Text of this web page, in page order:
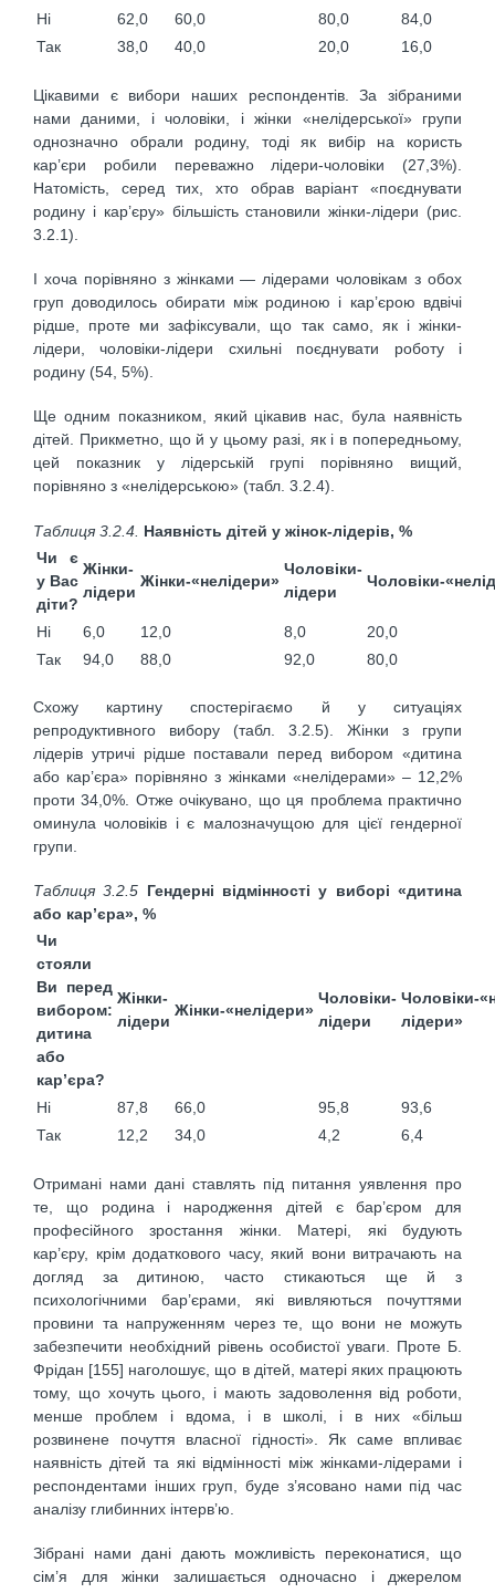
Ні
62,0 60,0 80,0
84,0
Так
38,0 40,0 20,0 16,0
Цікавими є вибори наших респондентів. За зібраними
нами даними, і чоловіки, і жінки «нелідерської» групи
однозначно обрали родину, тоді як вибір на користь
кар’єри робили переважно лідери-чоловіки (27,3%).
Натомість, серед тих, хто обрав варіант «поєднувати
родину і кар’єру» більшість становили жінки-лідери (рис.
3.2.1).
І хоча порівняно з жінками — лідерами чоловікам з обох
груп доводилось обирати між родиною і кар’єрою вдвічі
рідше, проте ми зафіксували, що так само, як і жінки-
лідери, чоловіки-лідери схильні поєднувати роботу і
родину (54, 5%).
Ще одним показником, який цікавив нас, була наявність
дітей. Прикметно, що й у цьому разі, як і в попередньому,
цей показник у лідерській групі порівняно вищий,
порівняно з «нелідерською» (табл. 3.2.4).
Таблиця 3.2.4. Наявність дітей у жінок-лідерів, %
Чи є
у Вас
діти?
Жінки-
лідери
Жінки-«нелідери»
Чоловіки-
лідери
Чоловіки-
Ні 6,0 12,0 8,0
20,0
Так
94,0 88,0 92,0 80,0
Схожу картину спостерігаємо й у ситуаціях
репродуктивного вибору (табл. 3.2.5). Жінки з групи
лідерів утричі рідше поставали перед вибором «дитина
або кар’єра» порівняно з жінками «нелідерами» – 12,2%
проти 34,0%. Отже очікувано, що ця проблема практично
оминула чоловіків і є малозначущою для цієї гендерної
групи.
Таблиця3.2.5 Гендерні відмінності у виборі «дитина
або кар’єра», %
Чи
стояли
Ви перед
вибором:
дитина
або
кар’єра?
Жінки-
лідери
Жінки-«нелідери»
Чоловіки-
лідери
Чоловіки-
лідери»
Ні 87,8 66,0 95,8
93,6
Так
12,2 34,0 4,2 6,4
Отримані нами дані ставлять під питання уявлення про
те, що родина і народження дітей є бар’єром для
професійного зростання жінки. Матері, які будують
кар’єру, крім додаткового часу, який вони витрачають на
догляд за дитиною, часто стикаються ще й з
психологічними бар’єрами, які вивляються почуттями
провини та напруженням через те, що вони не можуть
забезпечити необхідний рівень особистої уваги. Проте Б.
Фрідан [155] наголошує, що в дітей, матері яких працюють
тому, що хочуть цього, і мають задоволення від роботи,
менше проблем і вдома, і в школі, і в них «більш
розвинене почуття власної гідності». Як саме впливає
наявність дітей та які відмінності між жінками-лідерами і
респондентами інших груп, буде з’ясовано нами під час
аналізу глибинних інтерв’ю.
Зібрані нами дані дають можливість переконатися, що
сім’я для жінки залишається одночасно і джерелом